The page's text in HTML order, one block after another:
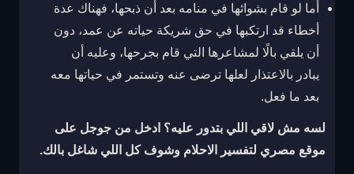
أما لو قام بشوائها في منامه بعد أن ذبحها، فهناك عدة
أخطاء قد ارتكبها في حق شريكة حياته عن عمد، دون
أن يلقي بالًا لمشاعرها التي قام بجرحها، وعليه أن
يبادر بالاعتذار لعلها ترضى عنه وتستمر في حياتها معه
بعد ما فعل.
لسه مش لاقي اللي بتدور عليه؟ ادخل من جوجل على
موقع مصري لتفسير الاحلام وشوف كل اللي شاغل بالك.